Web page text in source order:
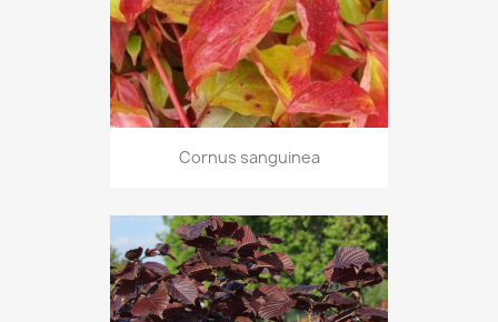
Cornus sanguinea